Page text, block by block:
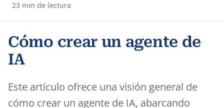
23 min de lectura
Cómo crear un agente de
IA
Este artículo ofrece una visión general de
cómo crear un agente de IA, abarcando